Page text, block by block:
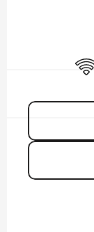
Wifi